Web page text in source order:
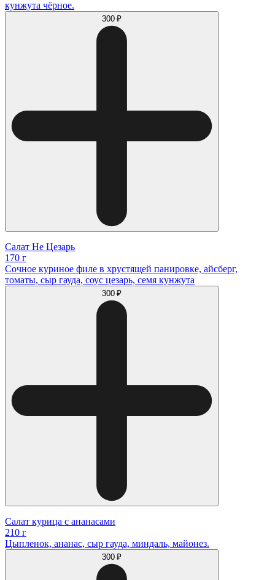
кунжута чёрное.
300 ₽
Салат Не Цезарь
170 г
Сочное куриное филе в хрустящей панировке, айсберг,
томаты, сыр гауда, соус цезарь, семя кунжута
300 ₽
Салат курица с ананасами
210 г
Цыпленок, ананас, сыр гауда, миндаль, майонез.
300 ₽